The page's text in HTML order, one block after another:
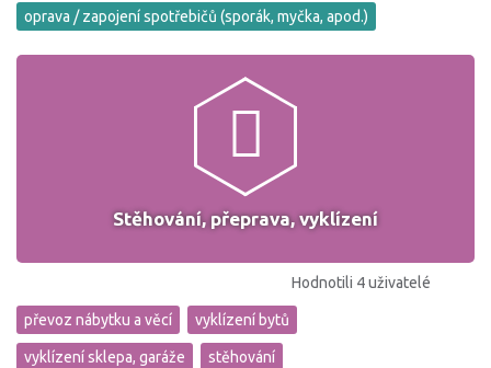
oprava / zapojení spotřebičů (sporák, myčka, apod.)
Stěhování, přeprava, vyklízení
Hodnotili 4 uživatelé
převoz nábytku a věcí vyklízení bytů
vyklízení sklepa, garáže stěhování